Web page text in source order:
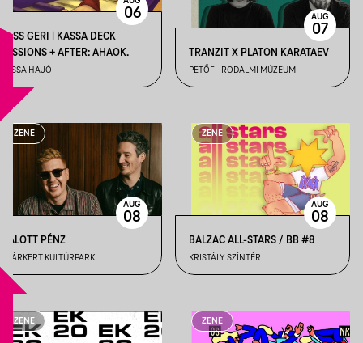
VASS GERI | KASSA DECK
SESSIONS + AFTER: AHAOK.
KASSA HAJÓ
06
TRANZIT X PLATON KARATAEV
PETŐFI IRODALMI MÚZEUM
AUG
07
ZENE
HALOTT PÉNZ
GYÁRKERT KULTÚRPARK
AUG
08
ZENE
BALZAC ALL-STARS / BB #8
KRISTÁLY SZÍNTÉR
AUG
08
ZENE ZENE